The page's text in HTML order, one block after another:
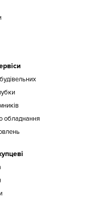
обладнання